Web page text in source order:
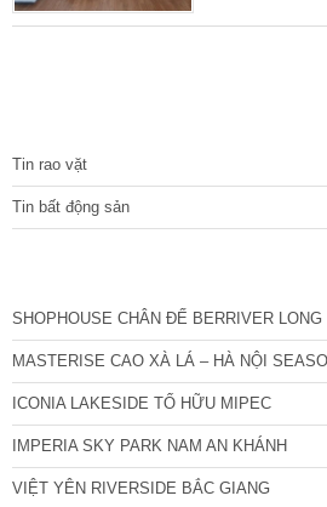
Tin rao vặt
Tin bất động sản
SHOPHOUSE CHÂN ĐẾ BERRIVER LONG
MASTERISE CAO XÀ LÁ – HÀ NỘI
ICONIA LAKESIDE TỐ HỮU MIPEC
IMPERIA SKY PARK NAM AN KHÁNH
VIỆT YÊN RIVERSIDE BẮC GIANG